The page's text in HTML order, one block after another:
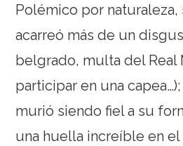
Polémico por naturaleza,
acarreó más de un
belgrado, multa del Real
participar en una
murió siendo fiel a su
una huella increíble en